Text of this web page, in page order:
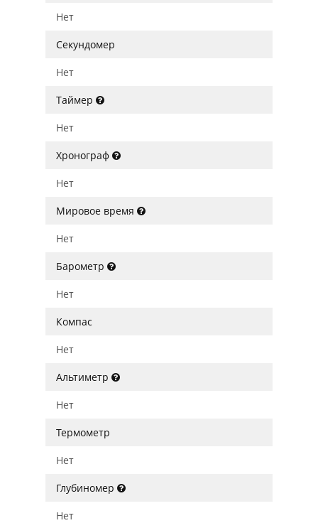
Нет
Секундомер
Нет
Таймер
Нет
Хронограф
Нет
Мировое время
Нет
Барометр
Нет
Компас
Нет
Альтиметр
Нет
Термометр
Нет
Глубиномер
Нет